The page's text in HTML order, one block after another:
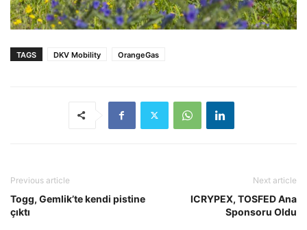
TAGS DKV Mobility OrangeGas
Previous article
Togg, Gemlik’te kendi pistine
çıktı
Next article
ICRYPEX, TOSFED Ana
Sponsoru Oldu